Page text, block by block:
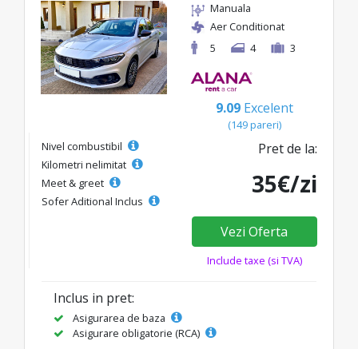
Manuala
Aer Conditionat
5
4 3
9.09 Excelent
(149 pareri)
Nivel combustibil
Kilometri nelimitat
Meet & greet
Sofer Aditional Inclus
Pret de la:
35€/zi
Vezi Oferta
Include taxe (si TVA)
Inclus in pret:
Asigurarea de baza
Asigurare obligatorie (RCA)